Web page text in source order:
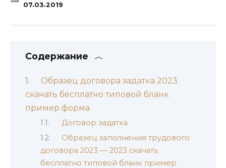
07.03.2019
Содержание
Образец договора задатка 2023
скачать бесплатно типовой бланк
пример форма
Договор задатка
Образец заполнения трудового
договора 2023 — 2023 скачать
бесплатно типовой бланк пример